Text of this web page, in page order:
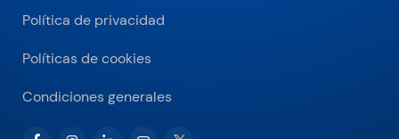
Política de privacidad
Políticas de cookies
Condiciones generales